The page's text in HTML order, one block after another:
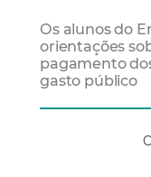
Os alunos do
orientações
pagamento
gasto público